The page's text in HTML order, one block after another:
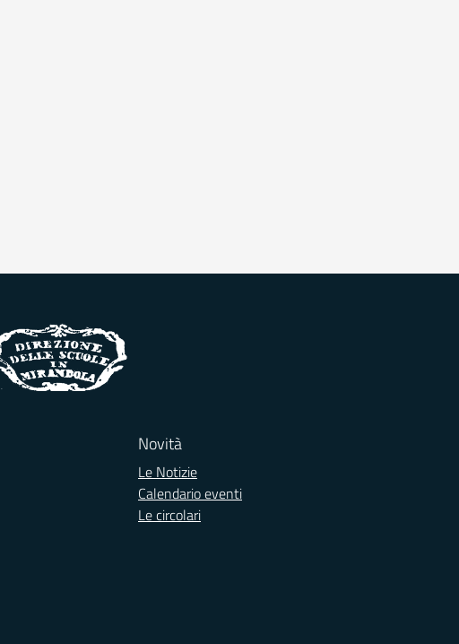
Novità
Le Notizie
Calendario eventi
Le circolari